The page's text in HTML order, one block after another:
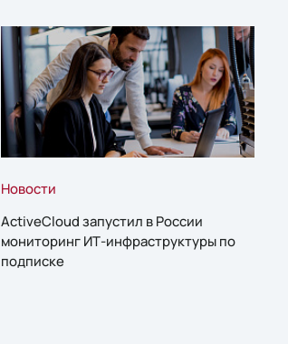
Новости
ActiveCloud запустил в России
мониторинг ИТ-инфраструктуры по
подписке